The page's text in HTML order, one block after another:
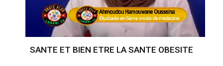
SANTE ET BIEN ETRE LA SANTE OBESITE